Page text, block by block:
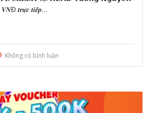
𝒕𝒓𝒖̛̣𝒄 𝒕𝒊𝒆̂́𝒑…
Không có bình luận